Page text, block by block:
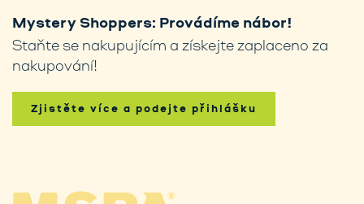
Mystery Shoppers: Provádíme nábor!
Staňte se nakupujícím a získejte zaplaceno za
nakupování!
Zjistěte více a podejte přihlášku